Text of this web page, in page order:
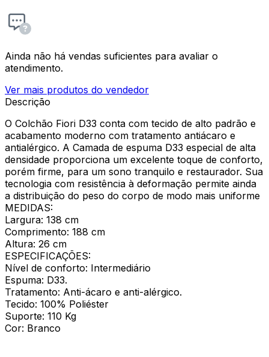
Ainda não há vendas suficientes para avaliar o
atendimento.
Ver mais produtos do vendedor
Descrição
O Colchão Fiori D33 conta com tecido de alto padrão e
acabamento moderno com tratamento antiácaro e
antialérgico. A Camada de espuma D33 especial de alta
densidade proporciona um excelente toque de conforto,
porém firme, para um sono tranquilo e restaurador. Sua
tecnologia com resistência à deformação permite ainda
a distribuição do peso do corpo de modo mais uniforme
MEDIDAS:
Largura: 138 cm
Comprimento: 188 cm
Altura: 26 cm
ESPECIFICAÇÕES:
Nível de conforto: Intermediário
Espuma: D33.
Tratamento: Anti-ácaro e anti-alérgico.
Tecido: 100% Poliéster
Suporte: 110 Kg
Cor: Branco